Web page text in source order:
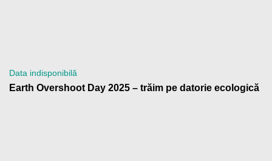
Data indisponibilă
Earth Overshoot Day 2025 – trăim pe datorie ecologică